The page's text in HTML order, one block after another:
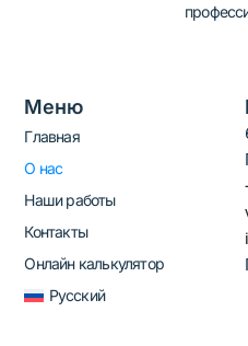
Меню
Главная
О нас
Наши работы
Контакты
Онлайн калькулятор
Русский